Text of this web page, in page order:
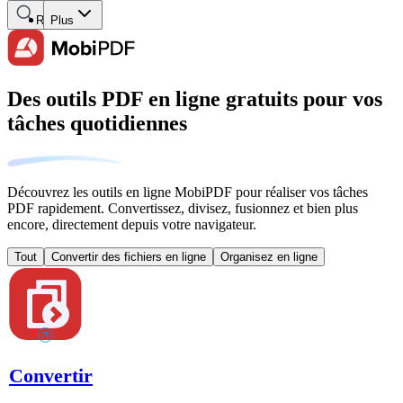
Plus
Rechercher
Des outils PDF en ligne gratuits pour vos
tâches quotidiennes
Découvrez les outils en ligne MobiPDF pour réaliser vos tâches
PDF rapidement. Convertissez, divisez, fusionnez et bien plus
encore, directement depuis votre navigateur.
Tout Convertir des fichiers en ligne Organisez en ligne
Convertir